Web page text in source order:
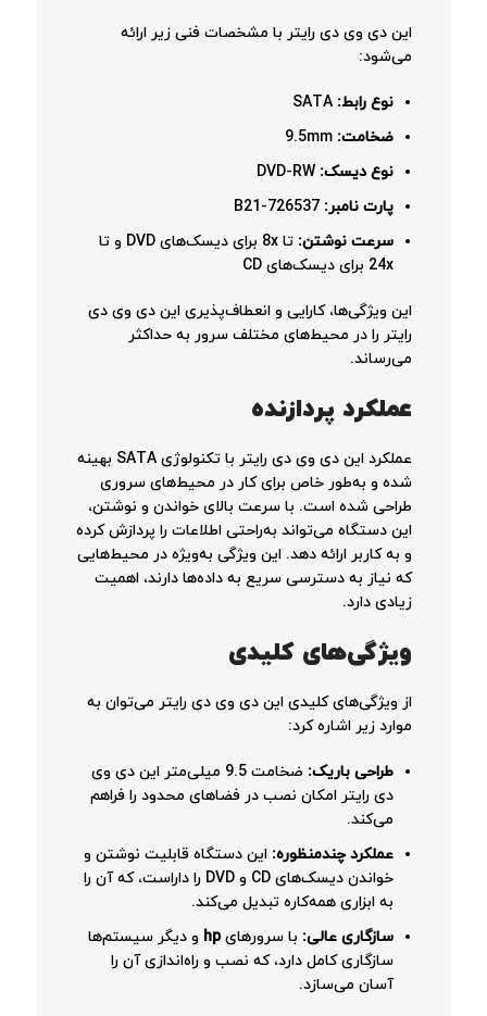
این دی وی دی رایتر با مشخصات فنی زیر ارائه
می‌شود:
نوع رابط:
ضخامت:
نوع دیسک:
پارت نامبر:
سرعت نوشتن:
تا 8x برای دیسک‌های DVD و تا
24x برای دیسک‌های CD
این ویژگی‌ها، کارایی و انعطاف‌پذیری این دی وی دی
رایتر را در محیط‌های مختلف سرور به حداکثر
می‌رساند.
عملکرد پردازنده
عملکرد این دی وی دی رایتر با تکنولوژی SATA بهینه
شده و به‌طور خاص برای کار در محیط‌های سروری
طراحی شده است. با سرعت بالای خواندن و نوشتن،
این دستگاه می‌تواند به‌راحتی اطلاعات را پردازش کرده
و به کاربر ارائه دهد. این ویژگی به‌ویژه در محیط‌هایی
که نیاز به دسترسی سریع به داده‌ها دارند، اهمیت
زیادی دارد.
ویژگی‌های کلیدی
از ویژگی‌های کلیدی این دی وی دی رایتر می‌توان به
موارد زیر اشاره کرد:
طراحی باریک:
ضخامت 9.5 میلی‌متر این دی وی
دی رایتر امکان نصب در فضاهای محدود را فراهم
می‌کند.
عملکرد چندمنظوره: این دستگاه قابلیت نوشتن و
خواندن دیسک‌های CD و DVD را داراست، که آن را
به ابزاری همه‌کاره تبدیل می‌کند.
سازگاری عالی: با سرورهایhp و دیگر سیستم‌ها
سازگاری کامل دارد، که نصب و راه‌اندازی آن را
آسان می‌سازد.